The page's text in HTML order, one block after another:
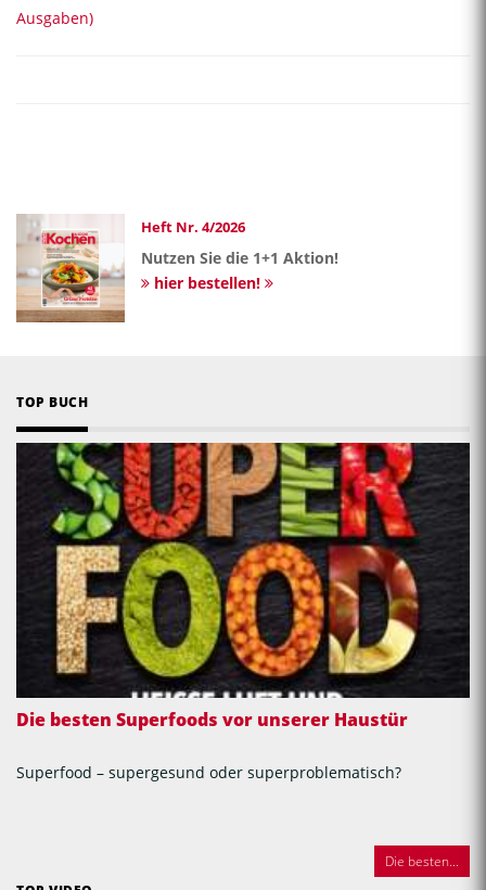
Ausgaben)
Heft Nr. 4/2026
Nutzen Sie die 1+1 Aktion!
hier bestellen!
TOP BUCH
Die besten Superfoods vor unserer Haustür
Superfood – supergesund oder superproblematisch?
Die besten...